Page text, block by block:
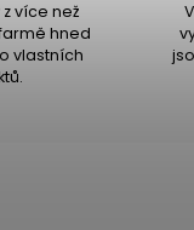
více než
hned
vlastních